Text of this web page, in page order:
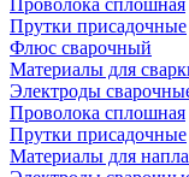
Проволока сплошная
Прутки присадочные
Флюс сварочный
Материалы для
Электроды
Проволока сплошная
Прутки присадочные
Материалы для